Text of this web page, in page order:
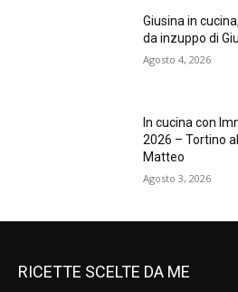
Giusina in
da inzuppo di
Agosto 4, 2026
In cucina con
2026 – Tortino
Matteo
Agosto 3, 2026
RICETTE SCELTE DA ME